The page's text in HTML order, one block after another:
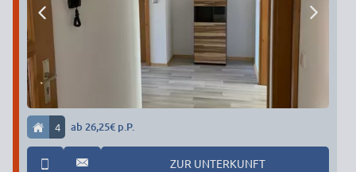
4 ab 26,25€ p.P.
ZUR UNTERKUNFT